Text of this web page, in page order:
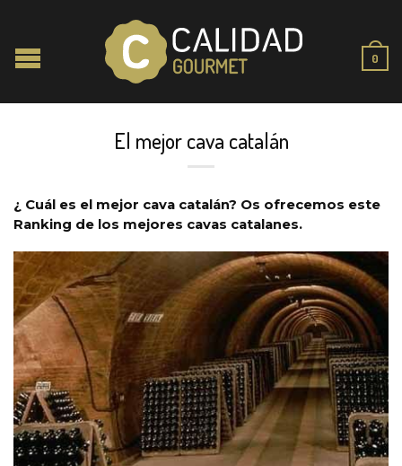
0
El mejor cava catalán
¿ Cuál es el mejor cava catalán? Os ofrecemos este
Ranking de los mejores cavas catalanes.